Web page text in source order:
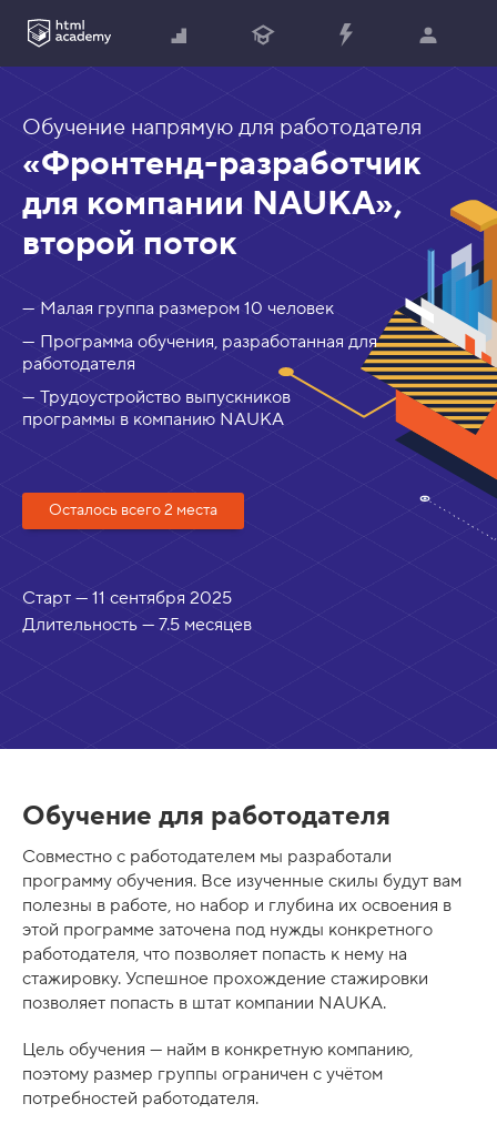
Обучение напрямую для работодателя
«Фронтенд-разработчик
для компании NAUKA»,
второй поток
— Малая группа размером 10 человек
— Программа обучения, разработанная для
работодателя
— Трудоустройство выпускников
программы в компанию NAUKA
Осталось всего 2 места
Старт — 11 сентября 2025
Длительность — 7.5 месяцев
Обучение для работодателя
Совместно с работодателем мы разработали
программу обучения. Все изученные скилы будут вам
полезны в работе, но набор и глубина их освоения в
этой программе заточена под нужды конкретного
работодателя, что позволяет попасть к нему на
стажировку. Успешное прохождение стажировки
позволяет попасть в штат компании NAUKA.
Цель обучения — найм в конкретную компанию,
поэтому размер группы ограничен с учётом
потребностей работодателя.